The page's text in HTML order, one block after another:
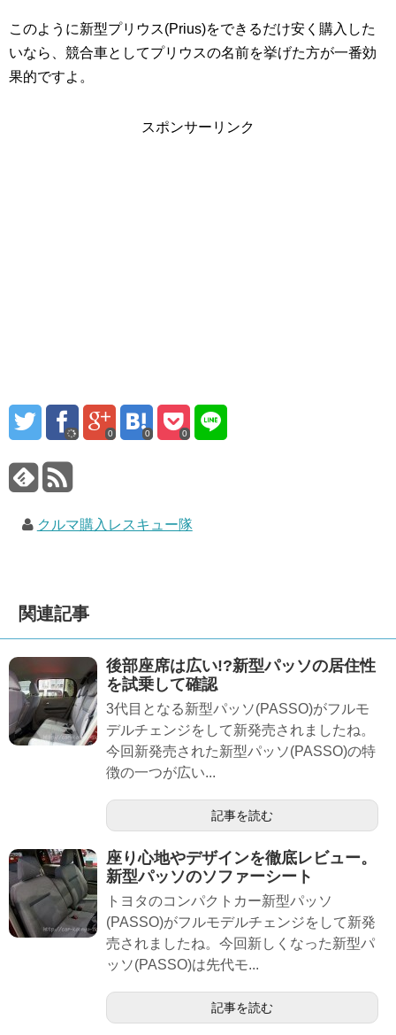
このように新型プリウス(Prius)をできるだけ安く購入した
いなら、競合車としてプリウスの名前を挙げた方が一番効
果的ですよ。
スポンサーリンク
0 0 0
クルマ購入レスキュー隊
関連記事
後部座席は広い!?新型パッソの居住性
を試乗して確認
3代目となる新型パッソ(PASSO)がフルモ
デルチェンジをして新発売されましたね。
今回新発売された新型パッソ(PASSO)の特
徴の一つが広い...
記事を読む
座り心地やデザインを徹底レビュー。
新型パッソのソファーシート
トヨタのコンパクトカー新型パッソ
(PASSO)がフルモデルチェンジをして新発
売されましたね。今回新しくなった新型パ
ッソ(PASSO)は先代モ...
記事を読む